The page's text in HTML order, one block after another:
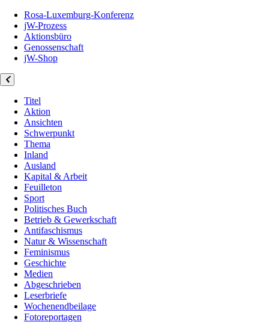
Rosa-Luxemburg-Konferenz
jW-Prozess
Aktionsbüro
Genossenschaft
jW-Shop
Titel
Aktion
Ansichten
Schwerpunkt
Thema
Inland
Ausland
Kapital & Arbeit
Feuilleton
Sport
Politisches Buch
Betrieb & Gewerkschaft
Antifaschismus
Natur & Wissenschaft
Feminismus
Geschichte
Medien
Abgeschrieben
Leserbriefe
Wochenendbeilage
Fotoreportagen